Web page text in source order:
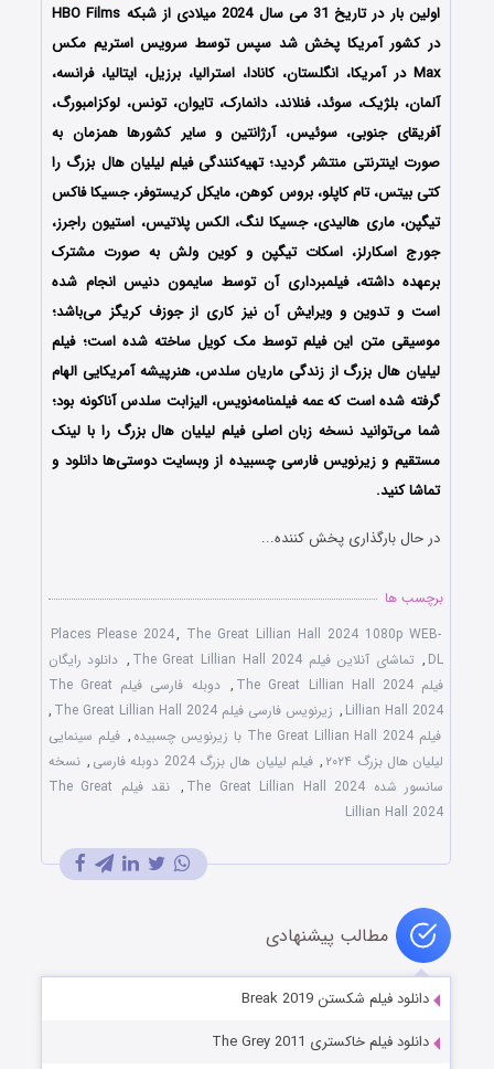
اولین بار در تاریخ 31 می سال 2024 میلادی از شبکه HBO Films
در کشور آمریکا پخش شد سپس توسط سرویس استریم مکس
Max در آمریکا، انگلستان، کانادا، استرالیا، برزیل، ایتالیا، فرانسه،
آلمان، بلژیک، سوئد، فنلاند، دانمارک، تایوان، تونس، لوکزامبورگ،
آفریقای جنوبی، سوئیس، آرژانتین و سایر کشورها همزمان به
صورت اینترنتی منتشر گردید؛ تهیه‌کنندگی فیلم لیلیان هال بزرگ را
کتی بیتس، تام کاپلو، بروس کوهن، مایکل کریستوفر، جسیکا فاکس
تیگپن، ماری هالیدی، جسیکا لنگ، الکس پلاتیس، استیون راجرز،
جورج اسکارلز، اسکات تیگپن و کوین ولش به صورت مشترک
برعهده داشته، فیلمبرداری آن توسط سایمون دنیس انجام شده
است و تدوین و ویرایش آن نیز کاری از جوزف کریگز می‌باشد؛
موسیقی متن این فیلم توسط مک کویل ساخته شده است؛ فیلم
لیلیان هال بزرگ از زندگی ماریان سلدس، هنرپیشه آمریکایی الهام
گرفته شده است که عمه فیلمنامه‌نویس، الیزابت سلدس آناکونه بود؛
شما می‌توانید نسخه زبان اصلی فیلم لیلیان هال بزرگ را با ‌لینک
مستقیم و زیرنویس فارسی چسبیده از وبسایت دوستی‌ها دانلود و
تماشا کنید.
در حال بارگذاری پخش کننده...
برچسب ها
Places Please 2024, The Great Lillian Hall 2024 1080p WEB-
DL
, تماشای آنلاین فیلم The Great Lillian Hall 2024 , دانلود رایگان
فیلم The Great Lillian Hall 2024
,
دوبله فارسی فیلم The Great
Lillian Hall 2024
, زیرنویس فارسی فیلم The Great Lillian Hall 2024
,
فیلم The Great Lillian Hall 2024 با زیرنویس چسبیده
, فیلم سینمایی
لیلیان هال بزرگ ۲۰۲۴
, فیلم لیلیان هال بزرگ 2024 دوبله فارسی , نسخه
سانسور شده The Great Lillian Hall 2024
,
نقد فیلم The Great
Lillian Hall 2024
مطالب پیشنهادی
دانلود فیلم شکستن Break 2019
دانلود فیلم خاکستری The Grey 2011